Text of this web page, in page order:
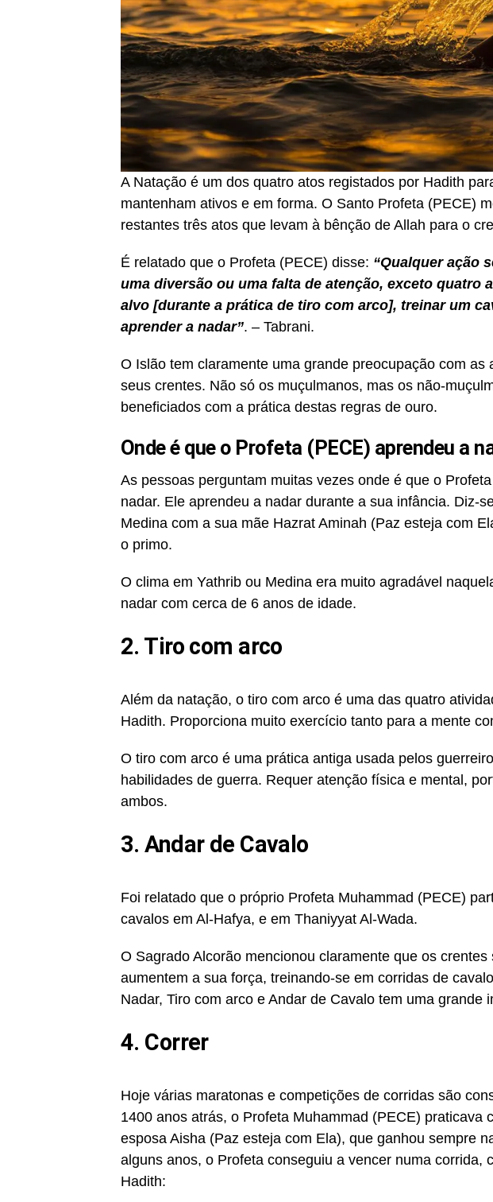
A Natação é um dos quatro atos registados por Hadith
mantenham ativos e em forma. O Santo Profeta (PECE)
restantes três atos que levam à bênção de Allah para o
É relatado que o Profeta (PECE) disse: “Qualquer ação
uma diversão ou uma falta de atenção, exceto quatro
alvo [durante a prática de tiro com arco], treinar um
aprender a nadar”. – Tabrani.
O Islão tem claramente uma grande preocupação com as
seus crentes. Não só os muçulmanos, mas os não-
beneficiados com a prática destas regras de ouro.
Onde é que o Profeta (PECE) aprendeu a
As pessoas perguntam muitas vezes onde é que o
nadar. Ele aprendeu a nadar durante a sua infância. Diz-
Medina com a sua mãe Hazrat Aminah (Paz esteja com
o primo.
O clima em Yathrib ou Medina era muito agradável
nadar com cerca de 6 anos de idade.
2. Tiro com arco
Além da natação, o tiro com arco é uma das quatro
Hadith. Proporciona muito exercício tanto para a mente
O tiro com arco é uma prática antiga usada pelos
habilidades de guerra. Requer atenção física e mental,
ambos.
3. Andar de Cavalo
Foi relatado que o próprio Profeta Muhammad (PECE)
cavalos em Al-Hafya, e em Thaniyyat Al-Wada.
O Sagrado Alcorão mencionou claramente que os
aumentem a sua força, treinando-se em corridas de
Nadar, Tiro com arco e Andar de Cavalo tem uma grande
4. Correr
Hoje várias maratonas e competições de corridas são
1400 anos atrás, o Profeta Muhammad (PECE) praticava
esposa Aisha (Paz esteja com Ela), que ganhou sempre
alguns anos, o Profeta conseguiu a vencer numa corrida,
Hadith: